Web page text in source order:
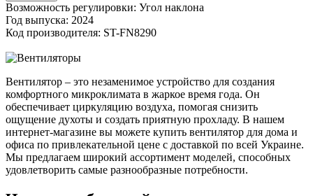
Возможность регулировки: Угол наклона
Год выпуска: 2024
Код производителя: ST-FN8290
Вентилятор – это незаменимое устройство для создания
комфортного микроклимата в жаркое время года. Он
обеспечивает циркуляцию воздуха, помогая снизить
ощущение духоты и создать приятную прохладу. В нашем
интернет-магазине вы можете купить вентилятор для дома и
офиса по привлекательной цене с доставкой по всей Украине.
Мы предлагаем широкий ассортимент моделей, способных
удовлетворить самые разнообразные потребности.